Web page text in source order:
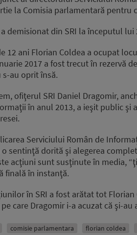
la Comisia parlamentară pentru
demisionat din SRI la începutul
12 ani Florian Coldea a ocupat
2017 a fost trecut în rezervă
s-au oprit însă.
ofiţerul SRI Daniel Dragomir,
în anul 2013, a ieşit public şi
Serviciului Român de
sentinţă dorită şi alegerea
acţiuni sunt susţinute în media,
finală în instanţă.
în SRI a fost arătat tot
pe care Dragomir i-a acuzat că şi-
comisie parlamentara florian coldea